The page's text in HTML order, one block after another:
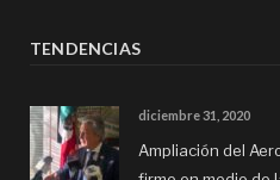
TENDENCIAS
diciembre 31, 2020
Ampliación del